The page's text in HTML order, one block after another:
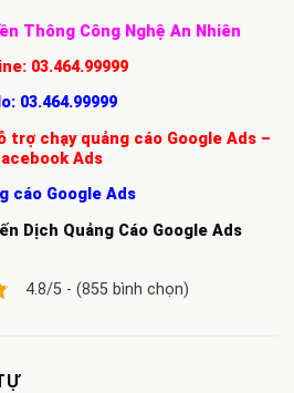
Thông Công Nghệ An Nhiên
03.464.99999
03.464.99999
trợ chạy quảng cáo Google Ads –
Ads
cáo Google Ads
Dịch Quảng Cáo Google Ads
4.8/5 - (855 bình chọn)